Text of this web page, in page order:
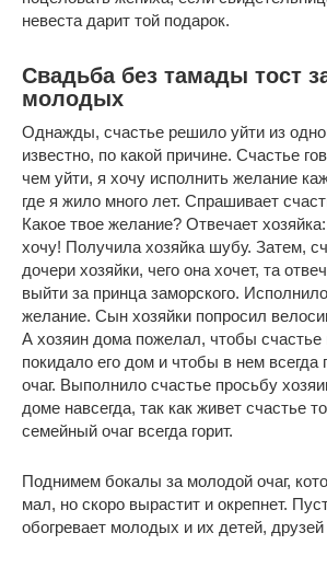
невеста дарит той подарок.
Свадьба без тамады тост
молодых
Однажды, счастье решило уйти из
известно, по какой причине. Счастье
чем уйти, я хочу исполнить желание
где я жило много лет. Спрашивает
Какое твое желание? Отвечает
хочу! Получила хозяйка шубу. Затем,
дочери хозяйки, чего она хочет, та
выйти за принца заморского.
желание. Сын хозяйки попросил
А хозяин дома пожелал, чтобы счастье
покидало его дом и чтобы в нем всегда
очаг. Выполнило счастье просьбу
доме навсегда, так как живет счастье
семейный очаг всегда горит.
Поднимем бокалы за молодой очаг,
мал, но скоро вырастит и окрепнет.
обогревает молодых и их детей, друзей